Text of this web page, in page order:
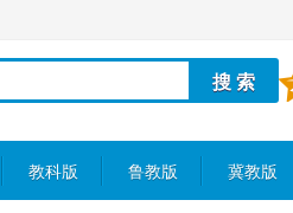
教科版 鲁教版 冀教版